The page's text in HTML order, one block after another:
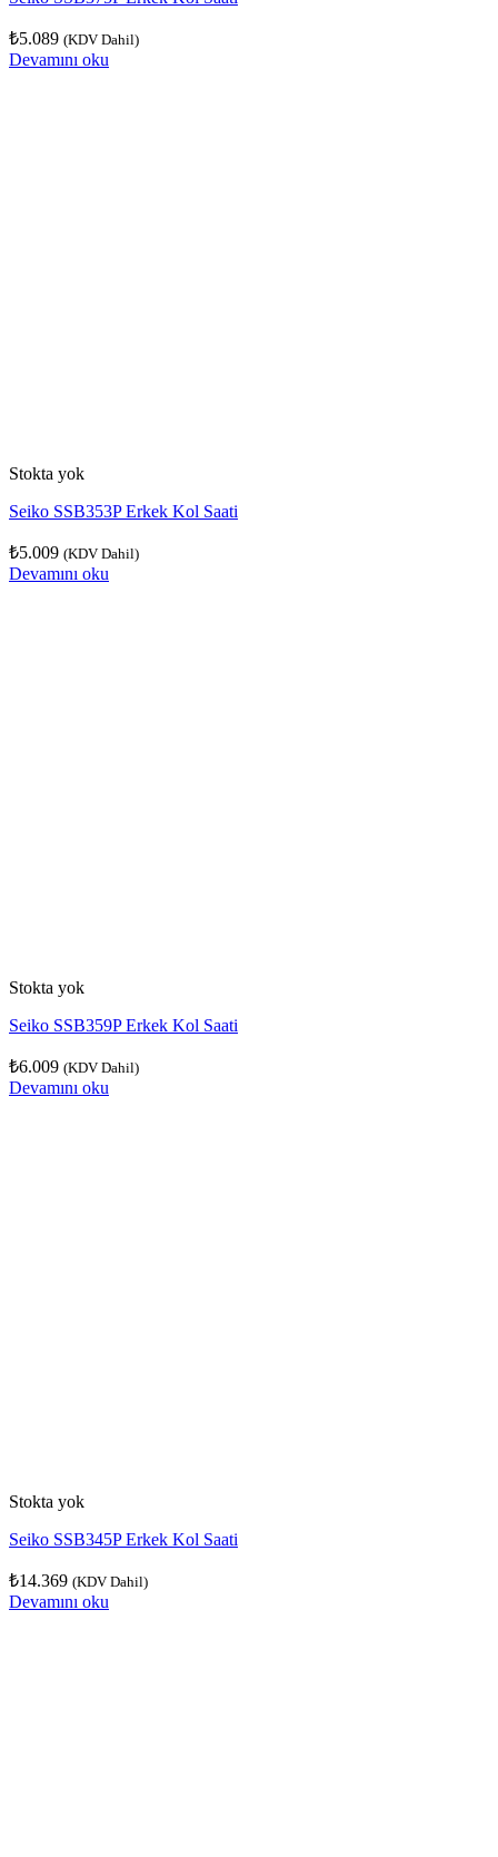
₺5.089 (KDV Dahil)
Devamını oku
Stokta yok
Seiko SSB353P Erkek Kol Saati
₺5.009 (KDV Dahil)
Devamını oku
Stokta yok
Seiko SSB359P Erkek Kol Saati
₺6.009 (KDV Dahil)
Devamını oku
Stokta yok
Seiko SSB345P Erkek Kol Saati
₺14.369 (KDV Dahil)
Devamını oku